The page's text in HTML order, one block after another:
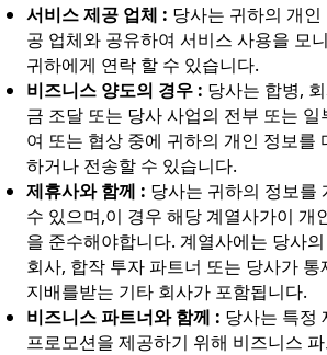
서비스 제공 업체 : 당사는 귀하의 개
공 업체와 공유하여 서비스 사용을 모
귀하에게 연락 할 수 있습니다.
비즈니스 양도의 경우 : 당사는 합병,
금 조달 또는 당사 사업의 전부 또는
여 또는 협상 중에 귀하의 개인 정보를
하거나 전송할 수 있습니다.
제휴사와 함께 : 당사는 귀하의 정보를
수 있으며,이 경우 해당 계열사가이 개
을 준수해야합니다. 계열사에는 당사
회사, 합작 투자 파트너 또는 당사가 통
지배를받는 기타 회사가 포함됩니다.
비즈니스 파트너와 함께 : 당사는 특정
프로모션을 제공하기 위해 비즈니스